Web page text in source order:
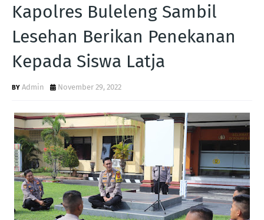
Kapolres Buleleng Sambil
Lesehan Berikan Penekanan
Kepada Siswa Latja
Admin November 29, 2022